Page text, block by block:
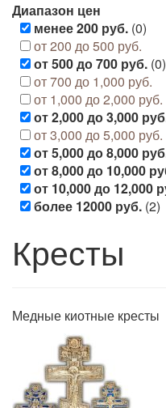
Диапазон цен
менее 200 руб. (0)
от 200 до 500 руб.
от 500 до 700 руб. (0)
от 700 до 1,000 руб.
от 1,000 до 2,000 руб.
от 2,000 до 3,000
от 3,000 до 5,000 руб.
от 5,000 до 8,000
от 8,000 до 10,000
от 10,000 до 12,000
более 12000 руб. (2)
Кресты
Медные киотные кресты